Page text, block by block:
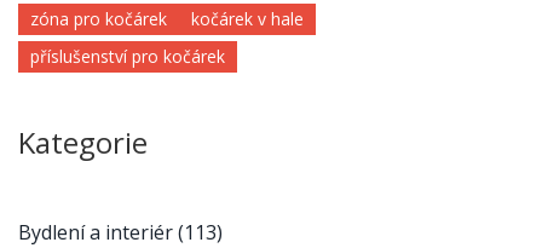
zóna pro kočárek
kočárek v hale
příslušenství pro kočárek
Kategorie
Bydlení a interiér(113)